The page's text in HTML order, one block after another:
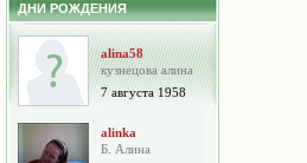
ДНИ РОЖДЕНИЯ
alina58
кузнецова алина
7 августа 1958
alinka
Б. Алина